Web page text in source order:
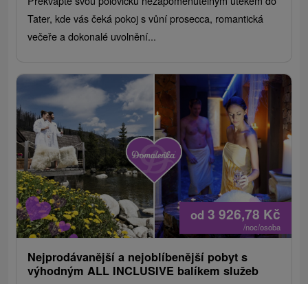
Tater, kde vás čeká pokoj s vůní prosecca, romantická
večeře a dokonalé uvolnění...
od 3 926,78 Kč
/noc/osoba
Nejprodávanější a nejoblíbenější pobyt s
výhodným ALL INCLUSIVE balíkem služeb